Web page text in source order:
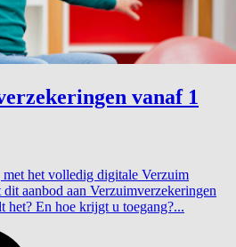
vanaf 1
het volledig digitale Verzuim
aanbod aan Verzuimverzekeringen
het? En hoe krijgt u toegang?...